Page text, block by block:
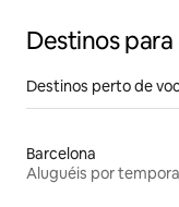
Destinos
Destinos perto de
Barcelona
Aluguéis por